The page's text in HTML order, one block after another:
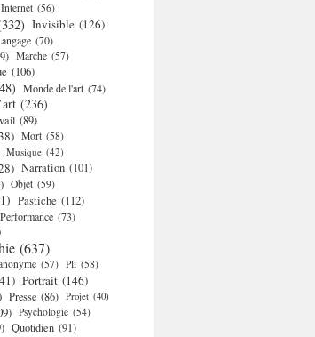
Internet (56)
Invisible (126)
(70)
Marche (57)
(106)
Monde de l'art (74)
(236)
(89)
Mort (58)
Musique (42)
Narration (101)
Objet (59)
Pastiche (112)
Performance (73)
(637)
(57) Pli (58)
Portrait (146)
Presse (86) Projet (40)
Psychologie (54)
Quotidien (91)